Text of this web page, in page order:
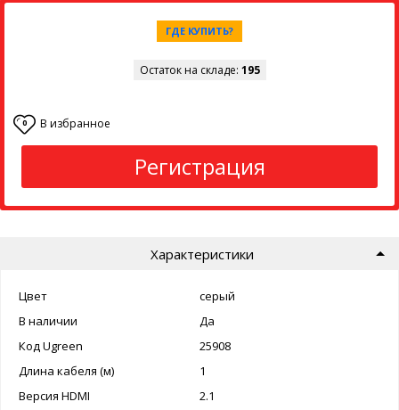
ГДЕ КУПИТЬ?
Остаток на складе: 195
0 В избранное
Регистрация
Характеристики
Цвет
серый
В наличии
Да
Код Ugreen
25908
Длина кабеля (м)
1
Версия HDMI
2.1